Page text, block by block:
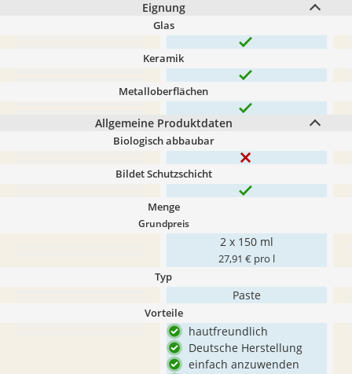
Eignung
Glas
Keramik
Metalloberflächen
Allgemeine Produktdaten
Biologisch abbaubar
Bildet Schutzschicht
Menge
Grundpreis
2 x 150 ml
27,91 € pro l
Typ
Paste
Vorteile
hautfreundlich
Deutsche Herstellung
einfach anzuwenden